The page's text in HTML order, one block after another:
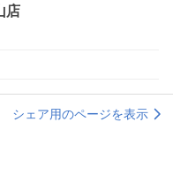
店
シェア用のページを表示